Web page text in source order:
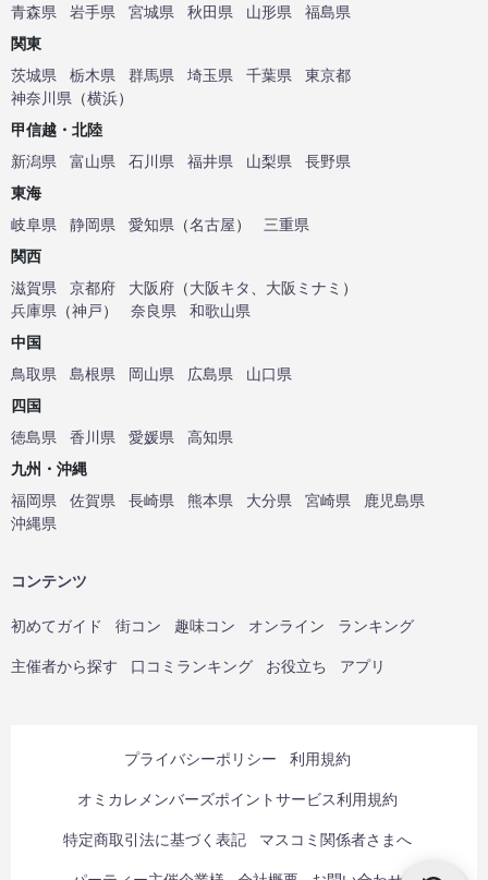
青森県
岩手県 宮城県 秋田県 山形県
福島県
関東
茨城県
栃木県 群馬県 埼玉県 千葉県
東京都
神奈川県 （横浜）
甲信越・北陸
新潟県
富山県 石川県 福井県 山梨県
長野県
東海
岐阜県
静岡県 愛知県 （名古屋）
三重県
関西
滋賀県
京都府 大阪府 （大阪キタ 大阪ミナミ ）
兵庫県 （神戸） 奈良県
和歌山県
中国
鳥取県
島根県 岡山県 広島県
山口県
四国
徳島県
香川県 愛媛県
高知県
九州・沖縄
福岡県
佐賀県 長崎県 熊本県 大分県 宮崎県
鹿児島県
沖縄県
コンテンツ
初めてガイド 街コン 趣味コン オンライン ランキング
主催者から探す 口コミランキング お役立ち アプリ
プライバシーポリシー 利用規約
オミカレメンバーズポイントサービス利用規約
特定商取引法に基づく表記 マスコミ関係者さまへ